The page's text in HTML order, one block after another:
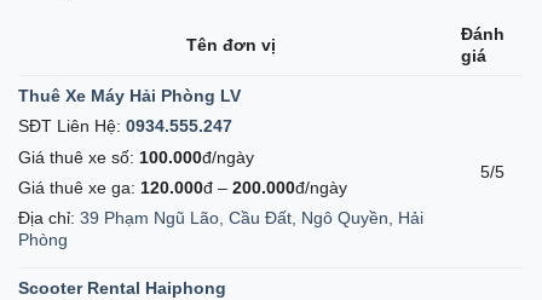
Tên đơn vị
Đánh
giá
Thuê Xe Máy Hải Phòng LV
SĐT Liên Hệ: 0934.555.247
Giá thuê xe số: 100.000đ/ngày
Giá thuê xe ga: 120.000đ – 200.000đ/ngày
Địa chỉ: 39 Phạm Ngũ Lão, Cầu Đất, Ngô Quyền, Hải
Phòng
5/5
Scooter Rental Haiphong